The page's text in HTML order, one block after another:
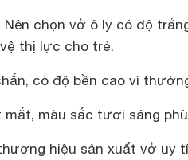
chọn vở ô ly có độ
thị lực cho trẻ.
có độ bền cao vì
mắt, màu sắc tươi sáng
hiệu sản xuất vở uy